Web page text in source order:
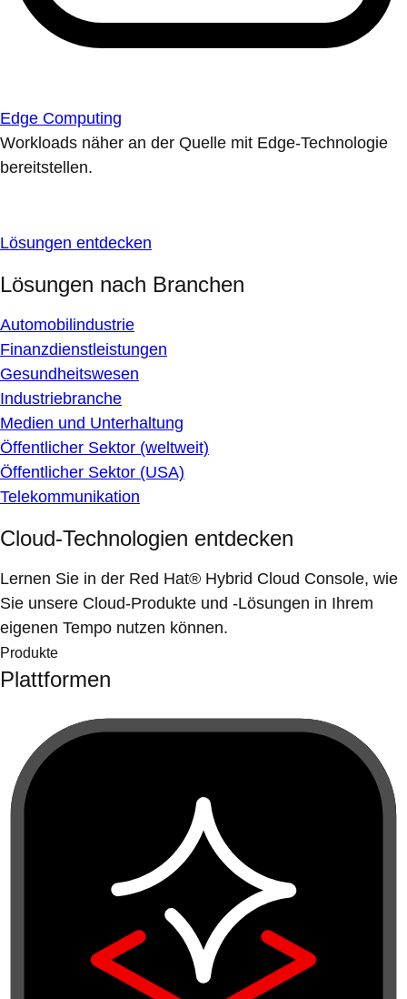
Edge Computing
Workloads näher an der Quelle mit Edge-Technologie
bereitstellen.
Lösungen entdecken
Lösungen nach Branchen
Automobilindustrie
Finanzdienstleistungen
Gesundheitswesen
Industriebranche
Medien und Unterhaltung
Öffentlicher Sektor (weltweit)
Öffentlicher Sektor (USA)
Telekommunikation
Cloud-Technologien entdecken
Lernen Sie in der Red Hat® Hybrid Cloud Console, wie
Sie unsere Cloud-Produkte und -Lösungen in Ihrem
eigenen Tempo nutzen können.
Produkte
Plattformen